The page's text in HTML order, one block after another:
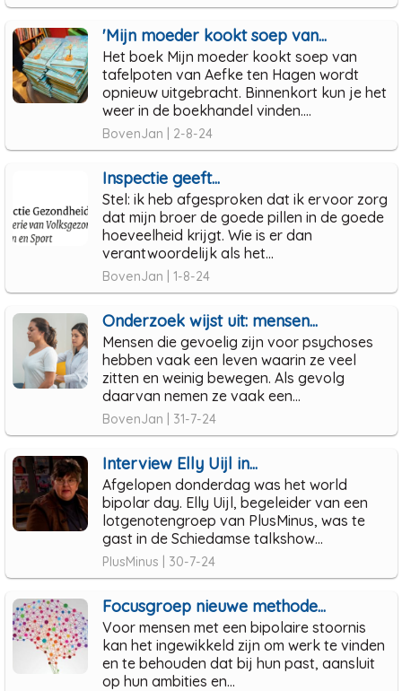
'Mijn moeder kookt soep van...
Het boek Mijn moeder kookt soep van
tafelpoten van Aefke ten Hagen wordt
opnieuw uitgebracht. Binnenkort kun je het
weer in de boekhandel vinden....
BovenJan | 2-8-24
Inspectie geeft...
Stel: ik heb afgesproken dat ik ervoor zorg
dat mijn broer de goede pillen in de goede
hoeveelheid krijgt. Wie is er dan
verantwoordelijk als het...
BovenJan | 1-8-24
Onderzoek wijst uit: mensen...
Mensen die gevoelig zijn voor psychoses
hebben vaak een leven waarin ze veel
zitten en weinig bewegen. Als gevolg
daarvan nemen ze vaak een...
BovenJan | 31-7-24
Interview Elly Uijl in...
Afgelopen donderdag was het world
bipolar day. Elly Uijl, begeleider van een
lotgenotengroep van PlusMinus, was te
gast in de Schiedamse talkshow...
PlusMinus | 30-7-24
Focusgroep nieuwe methode...
Voor mensen met een bipolaire stoornis
kan het ingewikkeld zijn om werk te vinden
en te behouden dat bij hun past, aansluit
op hun ambities en...